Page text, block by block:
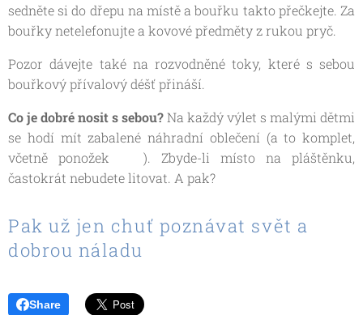
sedněte si do dřepu na místě a bouřku takto přečkejte. Za
bouřky netelefonujte a kovové předměty z rukou pryč.
Pozor dávejte také na rozvodněné toky, které s sebou
bouřkový přívalový déšť přináší.
Co je dobré nosit s sebou?Na každý výlet s malými dětmi
se hodí mít zabalené náhradní oblečení (a to komplet,
včetně ponožek 😁). Zbyde-li místo na pláštěnku,
častokrát nebudete litovat. A pak?
Pak už jen chuť poznávat svět a
dobrou náladu 😉
Share